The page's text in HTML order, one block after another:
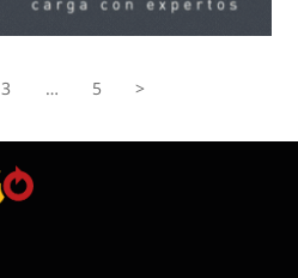
3 … 5 >